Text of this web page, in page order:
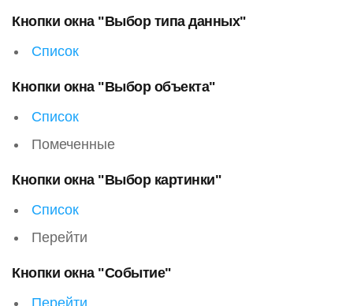
Кнопки окна "Выбор типа данных"
Список
Кнопки окна "Выбор объекта"
Список
Помеченные
Кнопки окна "Выбор картинки"
Список
Перейти
Кнопки окна "Событие"